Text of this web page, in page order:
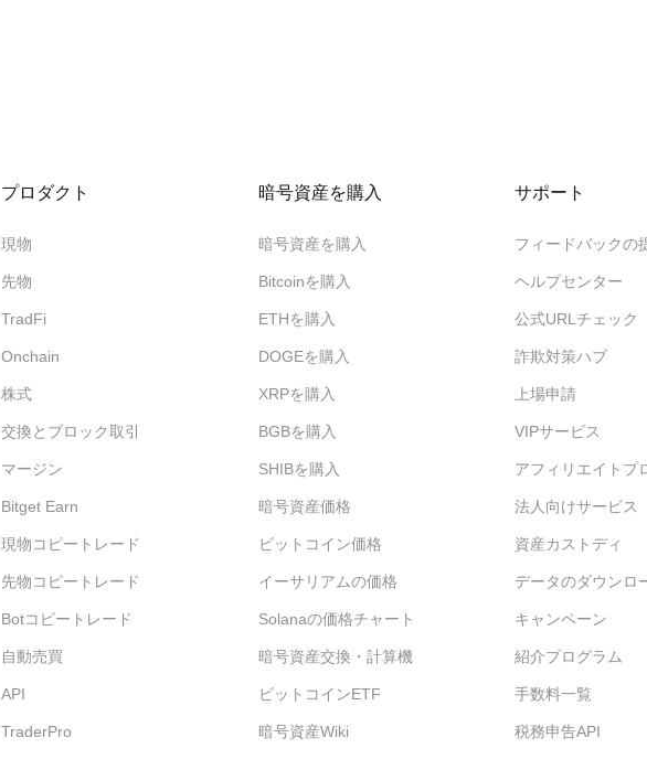
‌プロダクト
現物
先物
TradFi
Onchain
株式
交換とブロック取引
マージン
Bitget Earn
現物コピートレード
先物コピートレード
Botコピートレード
自動売買
API
TraderPro
暗号資産を購入
暗号資産を購入
Bitcoinを購入
ETHを購入
DOGEを購入
XRPを購入
BGBを購入
SHIBを購入
暗号資産価格
ビットコイン価格
イーサリアムの価格
Solanaの価格チャート
暗号資産交換・計算機
ビットコインETF
暗号資産Wiki
サポート
フィードバックの
ヘルプセンター
公式URLチェック
詐欺対策ハブ
上場申請
VIPサービス
アフィリエイトプ
法人向けサービス
資産カストディ
データのダウンロ
キャンペーン
紹介プログラム
手数料一覧
税務申告API